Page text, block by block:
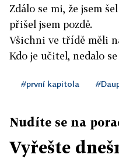
Zdálo se mi, že jsem
přišel jsem pozdě.
Všichni ve třídě měli
Kdo je učitel, nedalo
#první kapitola
Nudíte se na
Vyřešte